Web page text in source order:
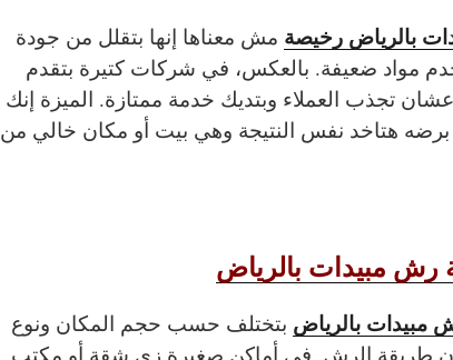
بالرياض رخيصة مش معناها إنها بتقلل من جودة
مواد ضعيفة. بالعكس، في شركات كتيرة بتقدم
تجذب العملاء وبتديك خدمة ممتازة. الميزة إنك
هتاخد نفس النتيجة وهي بيت أو مكان خالي من
رش مبيدات بالرياض
مبيدات بالرياض بتختلف حسب حجم المكان ونوع
طريقة الرش. في أماكن صغيرة زي شقة أو مكتب